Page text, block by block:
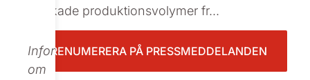
Informationen
om
minskade produktionsvolymer fr...
PRENUMERERA PÅ PRESSMEDDELANDEN